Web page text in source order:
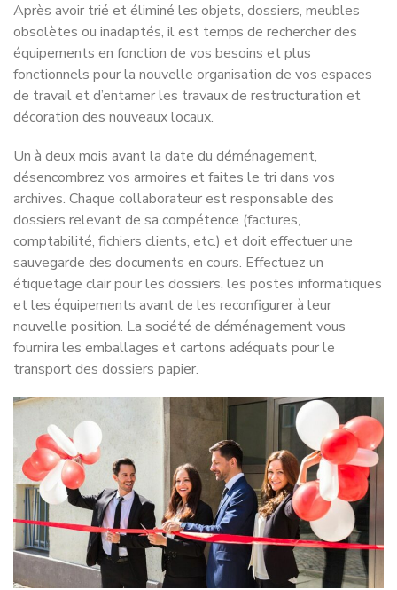
Après avoir trié et éliminé les objets, dossiers, meubles
obsolètes ou inadaptés, il est temps de rechercher des
équipements en fonction de vos besoins et plus
fonctionnels pour la nouvelle organisation de vos espaces
de travail et d’entamer les travaux de restructuration et
décoration des nouveaux locaux.
Un à deux mois avant la date du déménagement,
désencombrez vos armoires et faites le tri dans vos
archives. Chaque collaborateur est responsable des
dossiers relevant de sa compétence (factures,
comptabilité, fichiers clients, etc.) et doit effectuer une
sauvegarde des documents en cours. Effectuez un
étiquetage clair pour les dossiers, les postes informatiques
et les équipements avant de les reconfigurer à leur
nouvelle position. La société de déménagement vous
fournira les emballages et cartons adéquats pour le
transport des dossiers papier.